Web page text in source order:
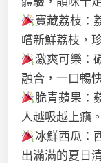
寶藏荔枝：
嚐新鮮荔枝，
激爽可樂：
融合，一口暢
脆青蘋果：
人越吸越上癮。
冰鮮西瓜：
出滿滿的夏日